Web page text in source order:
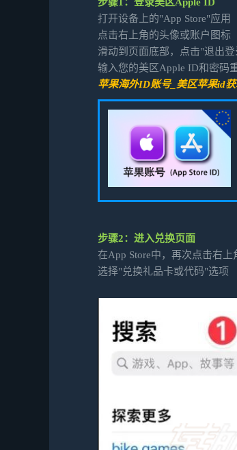
打开设备上的"App Store"应用
点击右上角的头像或账户图标
滑动到页面底部，点击"退出
输入您的美区Apple ID和密码
苹果海外ID账号_美区苹果id获
步骤2：进入兑换页面
在App Store中，再次点击右上
选择"兑换礼品卡或代码"选项